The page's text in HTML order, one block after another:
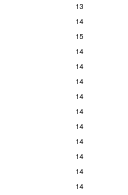
13
14
15
14
14
14
14
14
14
14
14
14
14